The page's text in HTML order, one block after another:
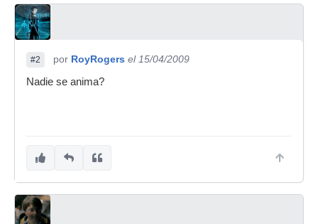
#2 por RoyRogers el 15/04/2009
Nadie se anima?